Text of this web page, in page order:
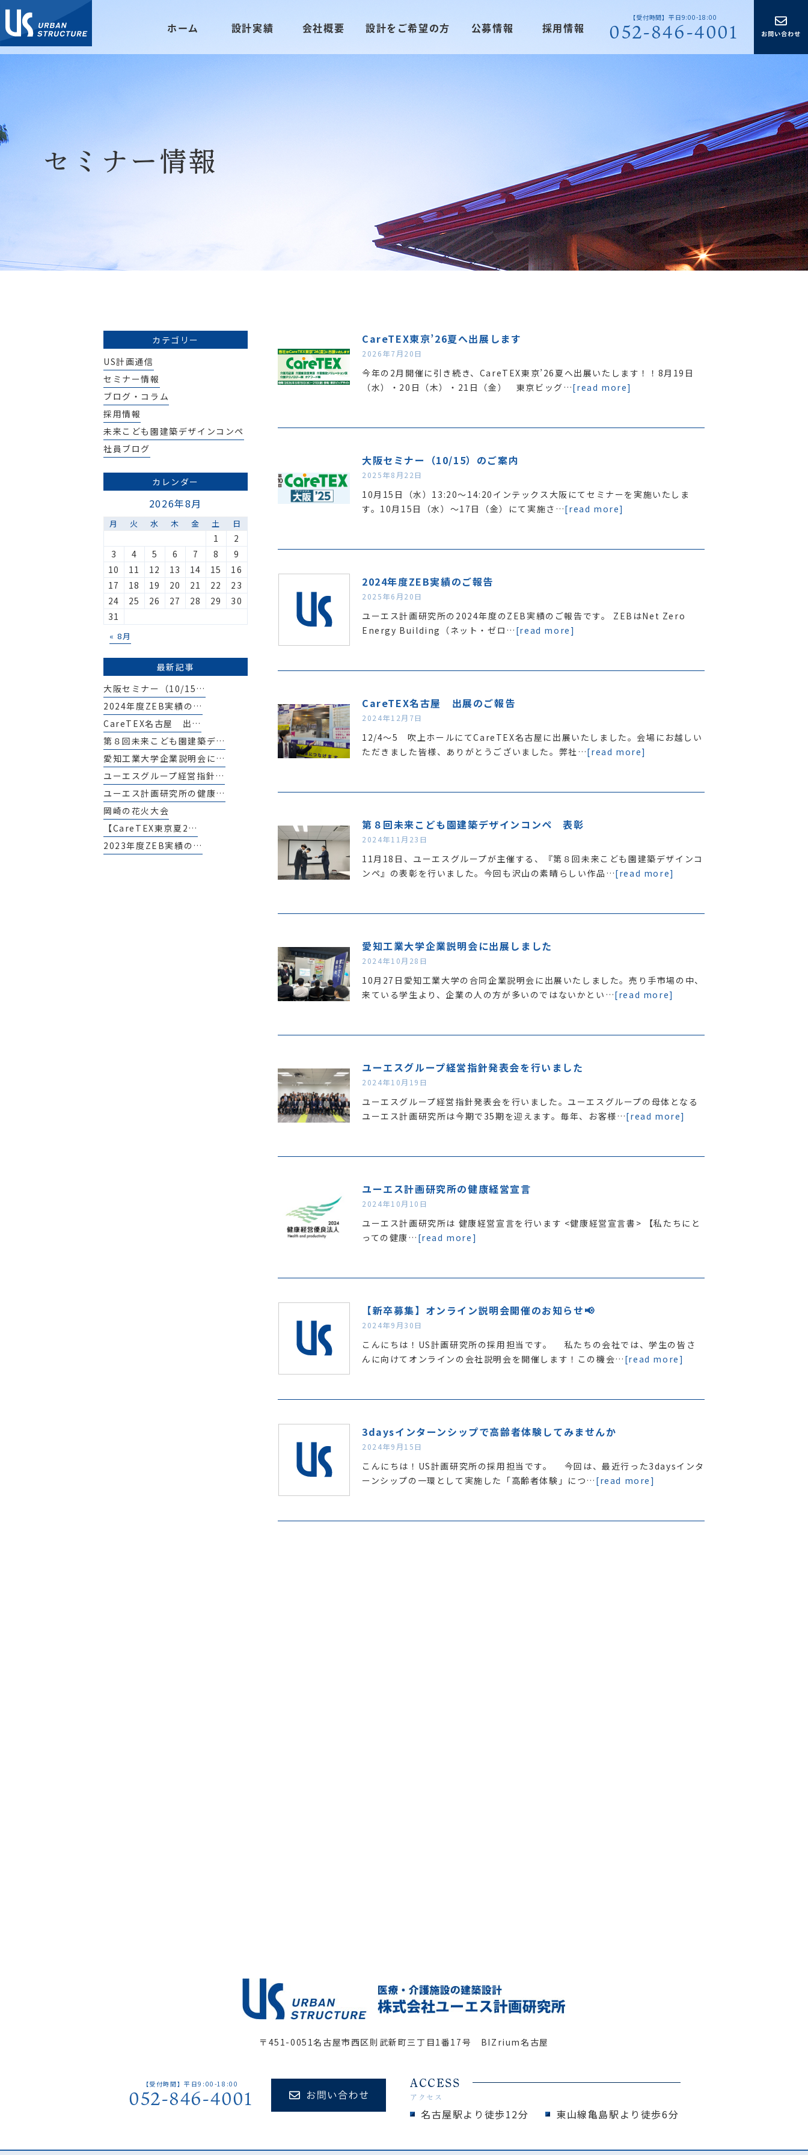
ホーム 設計実績 会社概要 設計をご希望の方 公募情報 採用情報
【受付時間】平日9:00-18:00
052-846-4001
セミナー情報
CareTEX東京’26夏へ出展します
2026年7月20日
今年の2月開催に引き続き、CareTEX東京’26夏へ出展いたします！！8月19日
（水）・20日（木）・21日（金） 東京ビッグ…[read more]
大阪セミナー（10/15）のご案内
2025年8月22日
10月15日（水）13:20～14:20インテックス大阪にてセミナーを実施いたしま
す。10月15日（水）～17日（金）にて実施さ…[read more]
2024年度ZEB実績のご報告
2025年6月20日
ユーエス計画研究所の2024年度のZEB実績のご報告です。 ZEBはNet Zero
Energy Building（ネット・ゼロ… [read more]
CareTEX名古屋 出展のご報告
2024年12月7日
12/4～5 吹上ホールにてCareTEX名古屋に出展いたしました。会場にお越しい
ただきました皆様、ありがとうございました。弊社…[read more]
第８回未来こども園建築デザインコンペ 表彰
2024年11月23日
11月18日、ユーエスグループが主催する、『第８回未来こども園建築デザインコ
ンペ』の表彰を行いました。今回も沢山の素晴らしい作品…[read more]
愛知工業大学企業説明会に出展しました
2024年10月28日
10月27日愛知工業大学の合同企業説明会に出展いたしました。売り手市場の中、
来ている学生より、企業の人の方が多いのではないかとい…[read more]
ユーエスグループ経営指針発表会を行いました
2024年10月19日
ユーエスグループ経営指針発表会を行いました。ユーエスグループの母体となる
ユーエス計画研究所は今期で35期を迎えます。毎年、お客様…[read more]
ユーエス計画研究所の健康経営宣言
2024年10月10日
ユーエス計画研究所は 健康経営宣言を行います <健康経営宣言書> 【私たちにと
っての健康… [read more]
【新卒募集】オンライン説明会開催のお知らせ📢
2024年9月30日
こんにちは！US計画研究所の採用担当です。 私たちの会社では、学生の皆さ
んに向けてオンラインの会社説明会を開催します！この機会… [read more]
3daysインターンシップで高齢者体験してみませんか
2024年9月15日
こんにちは！US計画研究所の採用担当です。 今回は、最近行った3daysインタ
ーンシップの一環として実施した「高齢者体験」につ… [read more]
カテゴリー
US計画通信
セミナー情報
ブログ・コラム
採用情報
未来こども園建築デザインコンペ
社員ブログ
カレンダー
2026年8月
月 火 水 木 金 土 日
« 8月
1
2
3
4 5 6 7 8
9
10
11 12 13 14 15
16
17
18 19 20 21 22
23
24
25 26 27 28 29
30
31
最新記事
大阪セミナー（10/15…
2024年度ZEB実績の…
CareTEX名古屋 出…
第８回未来こども園建築デ…
愛知工業大学企業説明会に…
ユーエスグループ経営指針…
ユーエス計画研究所の健康…
岡崎の花火大会
【CareTEX東京夏2…
2023年度ZEB実績の…
〒451-0051名古屋市西区則武新町三丁目1番17号 BIZrium名古屋
【受付時間】平日9:00-18:00
052-846-4001
ACCESS
アクセス
名古屋駅より徒歩12分 東山線亀島駅より徒歩6分